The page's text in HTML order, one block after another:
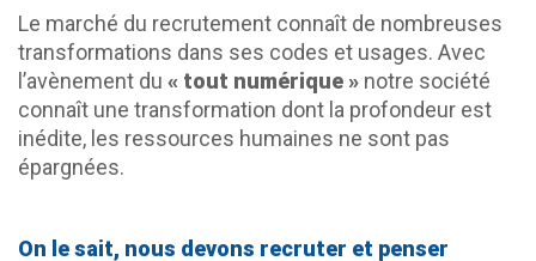
Le marché du recrutement connaît de nombreuses
transformations dans ses codes et usages. Avec
l’avènement du « tout numérique » notre société
connaît une transformation dont la profondeur est
inédite, les ressources humaines ne sont pas
épargnées.
On le sait, nous devons recruter et penser